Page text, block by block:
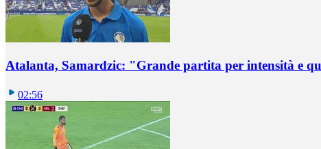
Atalanta, Samardzic: "Grande partita per intensità e
02:56